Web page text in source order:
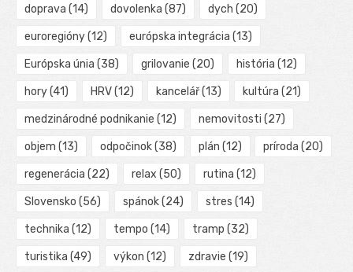
doprava (14) dovolenka (87) dych (20)
euroregióny(12) európska integrácia (13)
Európska únia (38) grilovanie (20) história (12)
hory(41) HRV(12) kancelář(13) kultúra (21)
medzinárodné podnikanie (12) nemovitosti (27)
objem (13) odpočinok(38) plán (12) príroda (20)
regenerácia (22) relax (50) rutina (12)
Slovensko (56) spánok(24) stres (14)
technika (12) tempo (14) tramp (32)
turistika (49) výkon (12) zdravie (19)